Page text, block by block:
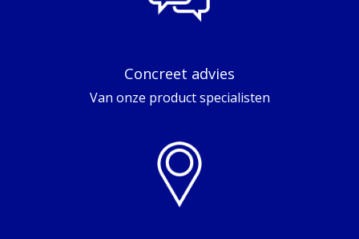
Concreet advies
Van onze product specialisten